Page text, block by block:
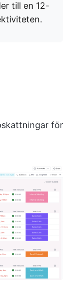
till en 12-
för